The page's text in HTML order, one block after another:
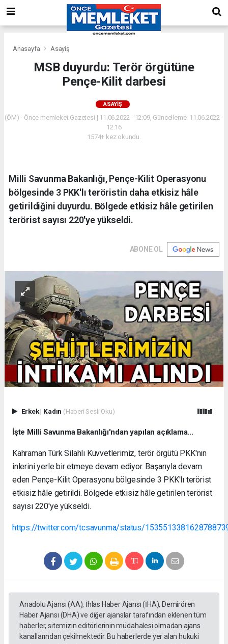
Anasayfa Asayiş
MSB duyurdu: Terör örgütüne
Pençe-Kilit darbesi
ASAYIŞ
(ÖM) - Önce memleket Gazetesi | 11.06.2022 - 12:09, Güncelleme: 11.06.2022 -
12:16
1574+ kez okundu.
Milli Savunma Bakanlığı, Pençe-Kilit Operasyonu
bölgesinde 3 PKK'lı teröristin daha etkisiz hâle
getirildiğini duyurdu. Bölgede etkisiz hâle getirilen
terörist sayısı 220'ye yükseldi.
ABONE OL
Erkek| Kadın (Haberi Sesli Oku)
İşte Milli Savunma Bakanlığı'ndan yapılan açıklama...
Kahraman Türk Silahlı Kuvvetlerimiz, terör örgütü PKK'nın
inlerini yerle bir etmeye devam ediyor. Başarıyla devam
eden Pençe-Kilit Operasyonu bölgesinde 3 PKK'lı terörist
etkisiz hâle getirildi. Bölgede etkisiz hâle getirilen terörist
sayısı 220'ye yükseldi.
https://twitter.com/tcsavunma/status/
Anadolu Ajansı (AA), İhlas Haber Ajansı (İHA), Demirören
Haber Ajansı (DHA) ve diğer ajanslar tarafından eklenen tüm
haberler, sitemizin editörlerinin müdahalesi olmadan ajans
kanallarından çekilmektedir. Bu haberlerde yer alan hukuki